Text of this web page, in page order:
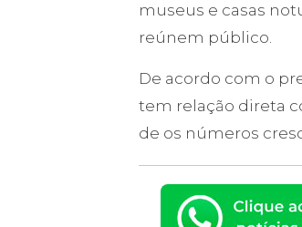
museus e casas
reúnem público.
De acordo com o
tem relação direta
de os números